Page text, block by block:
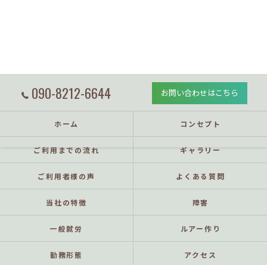
090-8212-6644 お問い合わせはこちら
ホーム コンセプト
ご利用までの流れ ギャラリー
ご利用者様の声 よくある質問
当社の特徴 障害
一般就労 ルアー作り
勤務形態 アクセス